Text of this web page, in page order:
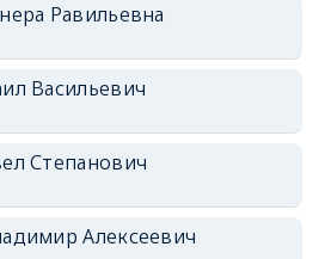
Равильевна
Васильевич
Степанович
Алексеевич